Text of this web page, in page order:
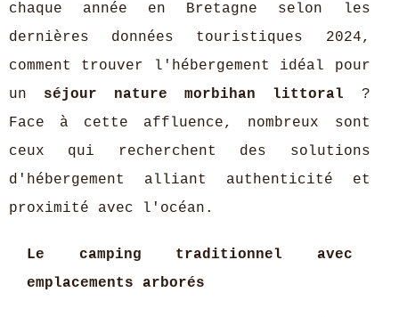
chaque année en Bretagne selon les
dernières données touristiques 2024,
comment trouver l'hébergement idéal pour
un séjour nature morbihan littoral ?
Face à cette affluence, nombreux sont
ceux qui recherchent des solutions
d'hébergement alliant authenticité et
proximité avec l'océan.
Le camping traditionnel avec
emplacements arborés